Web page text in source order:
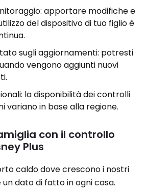
apportare modifiche e
del dispositivo di tuo figlio è
sugli aggiornamenti: potresti
vengono aggiunti nuovi
la disponibilità dei controlli
variano in base alla regione.
con il controllo
Plus
caldo dove crescono i nostri
un dato di fatto in ogni casa.